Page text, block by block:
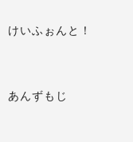
けいふぉんと！
あんずもじ